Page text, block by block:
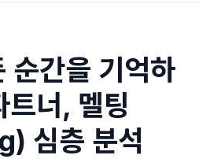
순간을 기억하
너, 멜팅
심층 분석